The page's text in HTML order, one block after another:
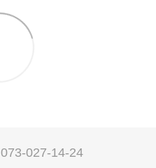
073-027-14-24